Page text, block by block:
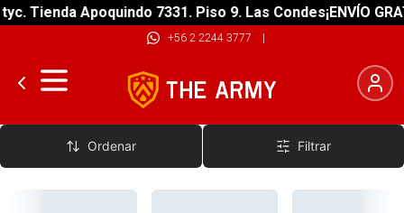
Apoquindo 7331. Piso 9. Las Condes¡ENVÍO
+56 2 2244 3777 |
Accesorios Anteojos
Ordenar Filtrar